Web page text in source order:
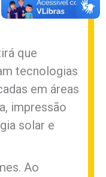
na
que
tecnologias
em áreas
impressão
solar e
Ao